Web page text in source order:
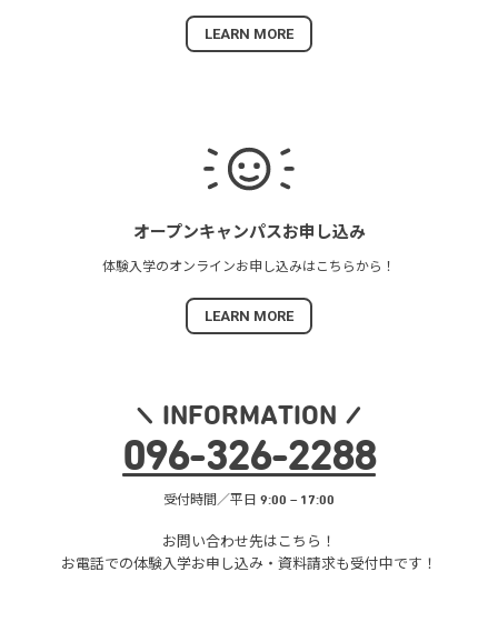
LEARN MORE
オープンキャンパスお申し込み
体験入学のオンラインお申し込みは こちらから！
LEARN MORE
INFORMATION
096-326-2288
受付時間／平日 9:00 – 17:00
お問い合わせ先はこちら！
お電話での体験入学お申し込み・ 資料請求も受付中です！